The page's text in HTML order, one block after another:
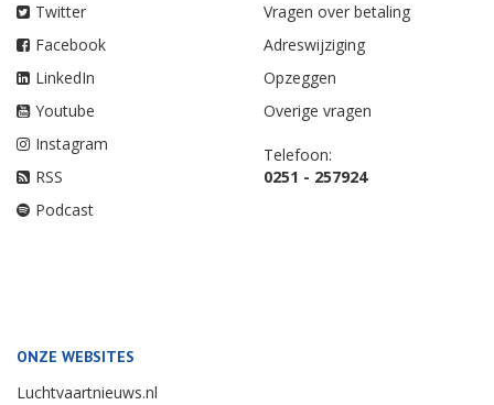
Twitter
Facebook
LinkedIn
Youtube
Instagram
RSS
Podcast
Vragen over betaling
Adreswijziging
Opzeggen
Overige vragen
Telefoon:
0251 - 257924
ONZE WEBSITES
Luchtvaartnieuws.nl